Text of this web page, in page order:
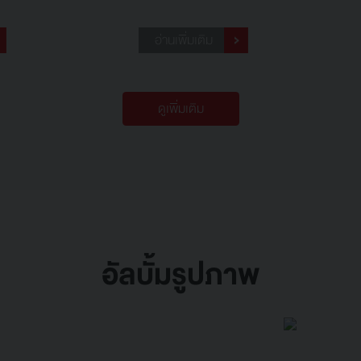
ดูเพิ่มเติม
อัลบั้มรูปภาพ